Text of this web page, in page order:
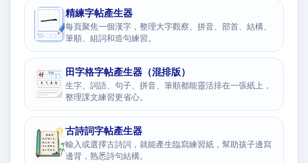
精練字帖產生器
每頁聚焦一個漢字，整理大字觀察、拼音、部首、結構、
筆順、組詞和造句練習。
田字格字帖產生器（混排版）
生字、詞語、句子、拼音、筆順都能靈活排在一張紙上，
整理課文練習更省心。
古詩詞字帖產生器
輸入或選擇古詩詞，就能產生臨寫練習紙，幫助孩子邊寫
邊背，熟悉詩句結構。